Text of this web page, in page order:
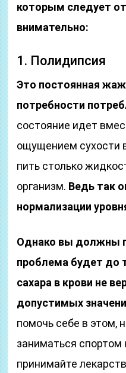
которым следует
внимательно:
1. Полидипсия
Это постоянная
потребности
состояние идет
ощущением сухости
пить столько
организм. Ведь так
нормализации
Однако вы должны
проблема будет до
сахара в крови не
допустимых
помочь себе в этом,
заниматься
принимайте